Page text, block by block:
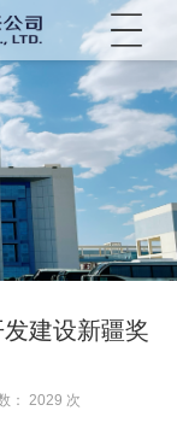
菜单
发建设新疆奖
： 2029 次